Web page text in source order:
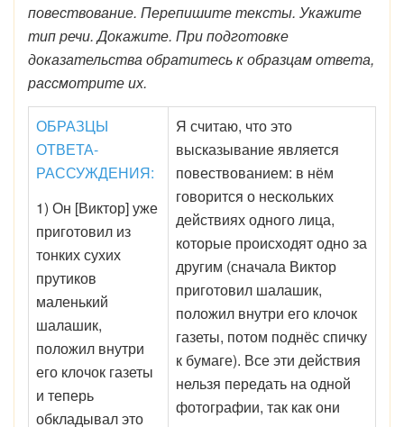
повествование. Перепишите тексты. Укажите
тип речи. Докажите. При подготовке
доказательства обратитесь к образцам ответа,
рассмотрите их.
ОБРАЗЦЫ
ОТВЕТА-
РАССУЖДЕНИЯ:
1) Он [Виктор] уже
приготовил из
тонких сухих
прутиков
маленький
шалашик,
положил внутри
его клочок газеты
и теперь
обкладывал это
Я считаю, что это
высказывание является
повествованием: в нём
говорится о нескольких
действиях одного лица,
которые происходят одно за
другим (сначала Виктор
приготовил шалашик,
положил внутри его клочок
газеты, потом поднёс спичку
к бумаге). Все эти действия
нельзя передать на одной
фотографии, так как они